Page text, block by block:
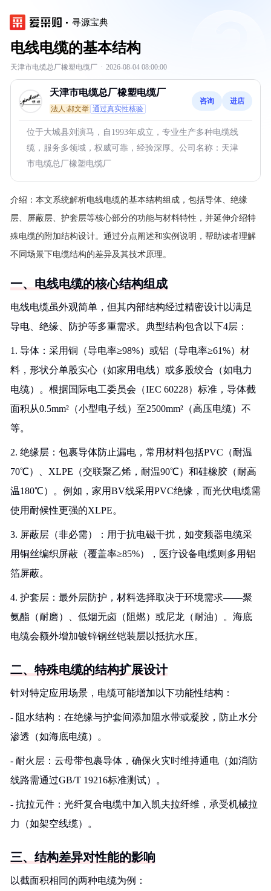
寻源宝典
电线电缆的基本结构
天津市电缆总厂橡塑电缆厂 · 2026-08-04 08:00:00
天津市电缆总厂橡塑电缆厂
法人:郝文举 通过真实性核验
咨询 进店
位于大城县刘演马，自1993年成立，专业生产多种电缆线
缆，服务多领域，权威可靠，经验深厚。公司名称：天津
市电缆总厂橡塑电缆厂
介绍： 本文系统解析电线电缆的基本结构组成，包括导体、绝缘
层、屏蔽层、护套层等核心部分的功能与材料特性，并延伸介绍特
殊电缆的附加结构设计。通过分点阐述和实例说明，帮助读者理解
不同场景下电缆结构的差异及其技术原理。
一、电线电缆的核心结构组成
电线电缆虽外观简单，但其内部结构经过精密设计以满足
导电、绝缘、防护等多重需求。典型结构包含以下4层：
1. 导体：采用铜（导电率≥98%）或铝（导电率≥61%）材
料，形状分单股实心（如家用电线）或多股绞合（如电力
电缆）。根据国际电工委员会（IEC 60228）标准，导体截
面积从0.5mm²（小型电子线）至2500mm²（高压电缆）不
等。
2. 绝缘层：包裹导体防止漏电，常用材料包括PVC（耐温
70℃）、XLPE（交联聚乙烯，耐温90℃）和硅橡胶（耐高
温180℃）。例如，家用BV线采用PVC绝缘，而光伏电缆需
使用耐候性更强的XLPE。
3. 屏蔽层（非必需）：用于抗电磁干扰，如变频器电缆采
用铜丝编织屏蔽（覆盖率≥85%），医疗设备电缆则多用铝
箔屏蔽。
4. 护套层：最外层防护，材料选择取决于环境需求——聚
氨酯（耐磨）、低烟无卤（阻燃）或尼龙（耐油）。海底
电缆会额外增加镀锌钢丝铠装层以抵抗水压。
二、特殊电缆的结构扩展设计
针对特定应用场景，电缆可能增加以下功能性结构：
- 阻水结构：在绝缘与护套间添加阻水带或凝胶，防止水分
渗透（如海底电缆）。
- 耐火层：云母带包裹导体，确保火灾时维持通电（如消防
线路需通过GB/T 19216标准测试）。
- 抗拉元件：光纤复合电缆中加入凯夫拉纤维，承受机械拉
力（如架空线缆）。
三、结构差异对性能的影响
以截面积相同的两种电缆为例：